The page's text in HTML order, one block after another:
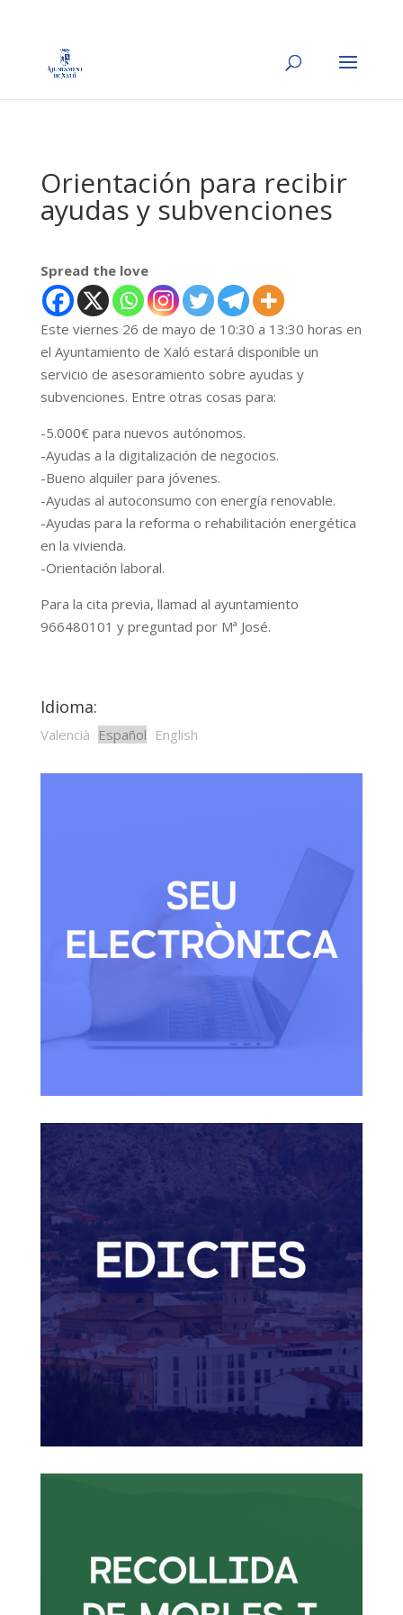
Orientación para recibir
ayudas y subvenciones
Spread the love
Este viernes 26 de mayo de 10:30 a 13:30 horas en
el Ayuntamiento de Xaló estará disponible un
servicio de asesoramiento sobre ayudas y
subvenciones. Entre otras cosas para:
-5.000€ para nuevos autónomos.
-Ayudas a la digitalización de negocios.
-Bueno alquiler para jóvenes.
-Ayudas al autoconsumo con energía renovable.
-Ayudas para la reforma o rehabilitación energética
en la vivienda.
-Orientación laboral.
Para la cita previa, llamad al ayuntamiento
966480101 y preguntad por Mª José.
Idioma:
Valencià Español English